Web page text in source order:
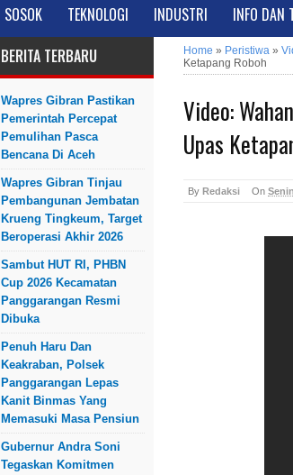
SOSOK TEKNOLOGI INDUSTRI INFO DAN
BERITA TERBARU
Wapres Gibran Pastikan
Pemerintah Percepat
Pemulihan Pasca
Bencana Di Aceh
Wapres Gibran Tinjau
Pembangunan Jembatan
Krueng Tingkeum, Target
Beroperasi Akhir 2026
Sambut HUT RI, PHBN
Cup 2026 Kecamatan
Panggarangan Resmi
Dibuka
Penuh Haru Dan
Keakraban, Polsek
Panggarangan Lepas
Kanit Binmas Yang
Memasuki Masa Pensiun
Gubernur Andra Soni
Tegaskan Komitmen
Home » Peristiwa »
Ketapang Roboh
Video:
Upas
By Redaksi On